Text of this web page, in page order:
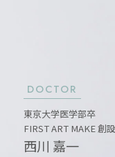
DOCTOR
東京大学医学部卒
FIRST ART MAKE 創
西川 嘉一